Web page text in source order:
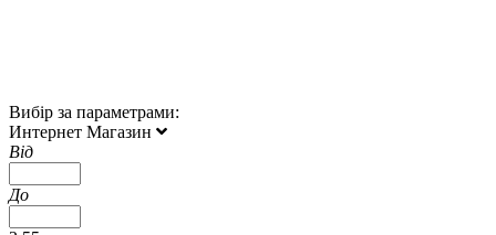
Вибір за параметрами:
Интернет Магазин
Від
До